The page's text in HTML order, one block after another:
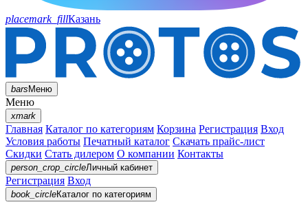
placemark_fillКазань
barsМеню
Меню
xmark
Главная Каталог по категориям Корзина Регистрация Вход
Условия работы Печатный каталог Скачать прайс-лист
Скидки Стать дилером О компании Контакты
person_crop_circleЛичный кабинет
Регистрация Вход
book_circleКаталог по категориям